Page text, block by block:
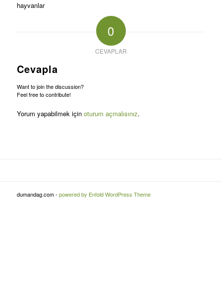
hayvanlar
0
CEVAPLAR
Cevapla
Want to join the discussion?
Feel free to contribute!
Yorum yapabilmek için oturum açmalısınız.
dumandag.com - powered by Enfold WordPress Theme